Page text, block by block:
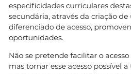
especificidades curriculares
secundária, através da criação
diferenciado de acesso,
oportunidades.
Não se pretende facilitar o
mas tornar esse acesso possível